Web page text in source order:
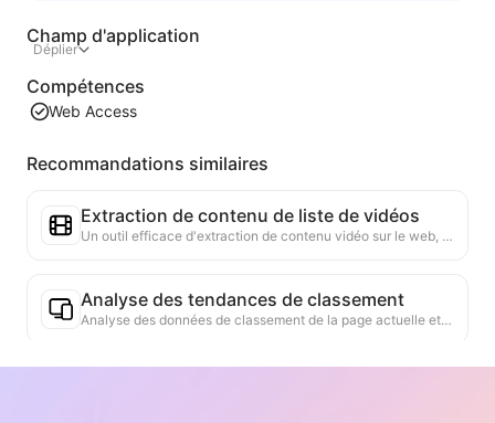
Champ d'application
Déplier
Compétences
Web Access
Recommandations similaires
Extraction de contenu de liste de vidéos
Un outil efficace d'extraction de contenu vidéo sur le web, capable de scanner rapidement les pages et d'organiser les informations vidéo dans un tableau Markdown structuré.
Analyse des tendances de classement
Analyse des données de classement de la page actuelle et génération de rapports de tendance. Identification des catégories populaires, des types de produits en forte croissance et des technologies émergentes. Fourniture d'informations instantanées sur le marché pour vous aider à comprendre les dernières tendances des produits et les évolutions du marché.